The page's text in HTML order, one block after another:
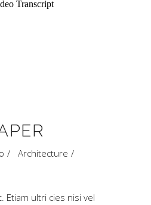
Architecture
Etiam ultri cies nisi vel